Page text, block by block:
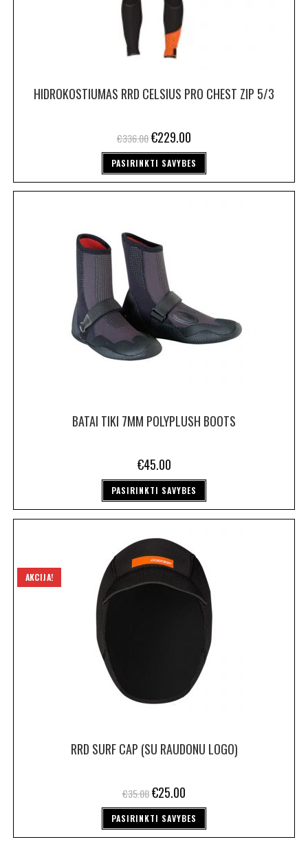
HIDROKOSTIUMAS RRD CELSIUS PRO CHEST ZIP 5/3
€336.00€229.00
PASIRINKTI SAVYBES
BATAI TIKI 7MM POLYPLUSH BOOTS
€45.00
PASIRINKTI SAVYBES
AKCIJA!
RRD SURF CAP (SU RAUDONU LOGO)
€35.00€25.00
PASIRINKTI SAVYBES